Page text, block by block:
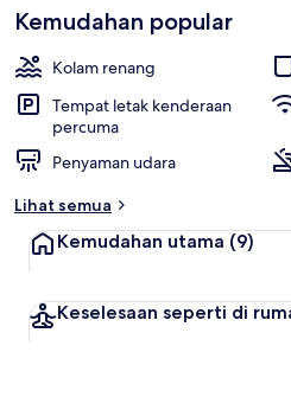
Kemudahan popular
Kolam renang
Tempat letak kenderaan
percuma
Penyaman udara
Lihat semua
Kemudahan utama (9)
Keselesaan seperti di